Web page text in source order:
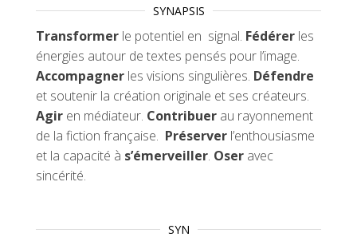
SYNAPSIS
Transformer le potentiel en signal. Fédérer les
énergies autour de textes pensés pour l’image.
Accompagner les visions singulières. Défendre
et soutenir la création originale et ses créateurs.
Agir en médiateur. Contribuer au rayonnement
de la fiction française. Préserver l’enthousiasme
et la capacité à s’émerveiller. Oser avec
sincérité.
SYN